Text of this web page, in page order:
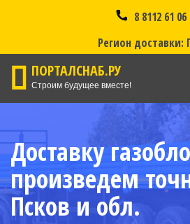
8 8112 61 06
Регион доставки:
ПОРТАЛСНАБ.РУ
Строим будущее вместе!
Доставку
произведем
Псков и обл.